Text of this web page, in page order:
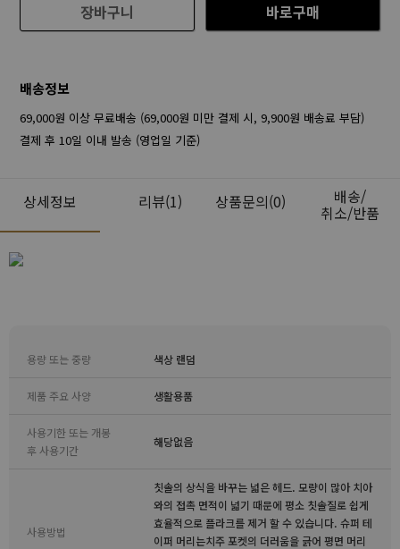
장바구니
바로구매
배송정보
69,000원 이상 무료배송 (69,000원 미만 결제 시, 9,900원 배송료 부담)
결제 후 10일 이내 발송 (영업일 기준)
상세정보 리뷰(1) 상품문의(0) 배송/
취소/반품
용량 또는 중량 색상 랜덤
제품 주요 사양 생활용품
사용기한 또는 개봉
후 사용기간
해당없음
사용방법
칫솔의 상식을 바꾸는 넓은 헤드. 모량이 많아 치아
와의 접촉 면적이 넓기 때문에 평소 칫솔질로 쉽게
효율적으로 플라크를 제거 할 수 있습니다. 슈퍼 테
이퍼 머리는치주 포켓의 더러움을 긁어 평면 머리